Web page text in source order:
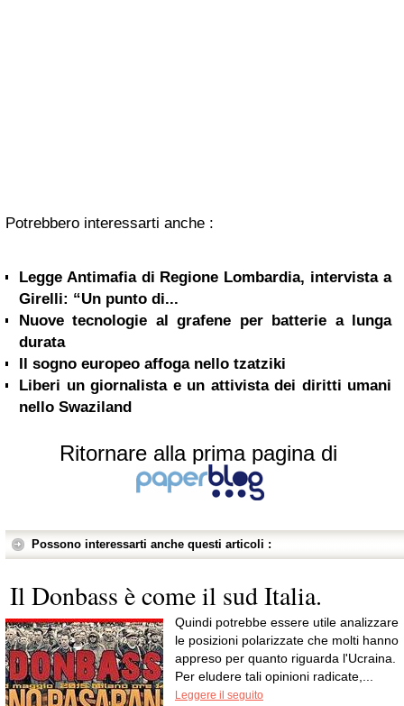
Potrebbero interessarti anche :
Legge Antimafia di Regione Lombardia, intervista a
Girelli: “Un punto di...
Nuove tecnologie al grafene per batterie a lunga
durata
Il sogno europeo affoga nello tzatziki
Liberi un giornalista e un attivista dei diritti umani
nello Swaziland
Ritornare alla prima pagina di
Possono interessarti anche questi articoli :
Il Donbass è come il sud Italia.
Quindi potrebbe essere utile analizzare
le posizioni polarizzate che molti hanno
appreso per quanto riguarda l'Ucraina.
Per eludere tali opinioni radicate,...
Leggere il seguito